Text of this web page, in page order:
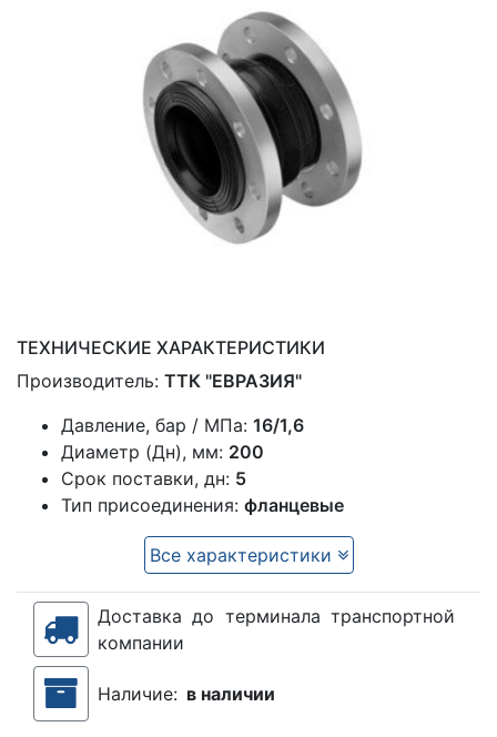
ТЕХНИЧЕСКИЕ ХАРАКТЕРИСТИКИ
Производитель: ТТК "ЕВРАЗИЯ"
Давление, бар / МПа: 16/1,6
Диаметр (Дн), мм: 200
Срок поставки, дн: 5
Тип присоединения: фланцевые
Все характеристики
Доставка до терминала транспортной
компании
Наличие: в наличии